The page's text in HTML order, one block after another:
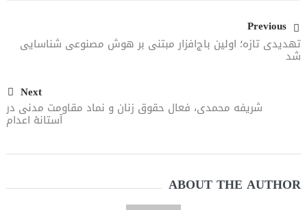
Previous
تهدیدی تازه؛ اولین باج‌افزار مبتنی بر هوش مصنوعی شناسایی
شد
Next
شریفه محمدی، فعال حقوق زنان و نماد مقاومت مدنی در
آستانۀ اعدام
ABOUT THE AUTHOR